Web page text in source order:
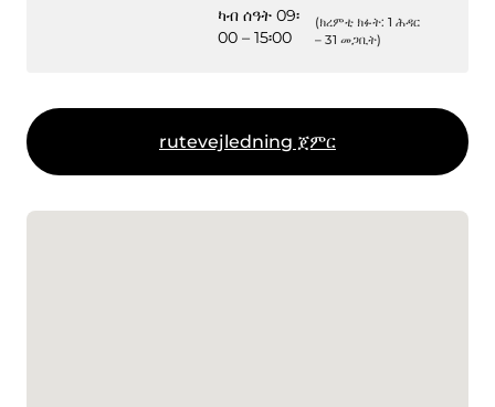
ካብ ሰዓት 09፡
00 – 15፡00
(ክረምቲ ክፉት: 1 ሕዳር
– 31 መጋቢት)
rutevejledning ጀምር